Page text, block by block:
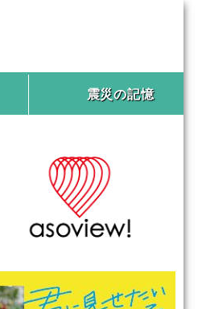
震災の記憶